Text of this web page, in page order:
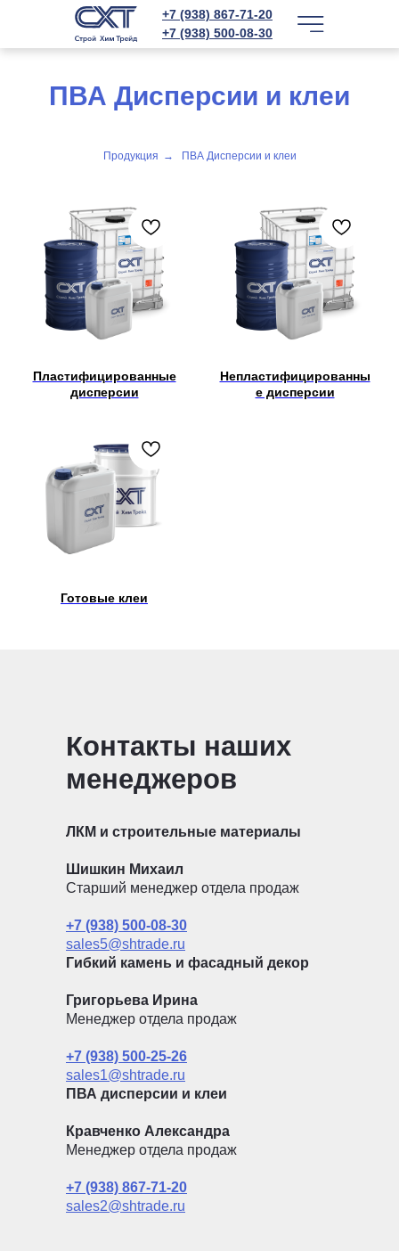
+7 (938) 867-71-20
+7 (938) 500-08-30
ПВА Дисперсии и клеи
Продукция → ПВА Дисперсии и клеи
Пластифицированные
дисперсии
Непластифицированны
е дисперсии
Готовые клеи
Контакты наших
менеджеров
ЛКМ и строительные материалы
Шишкин Михаил
Старший менеджер отдела продаж
+7 (938) 500-08-30
sales5@shtrade.ru
Гибкий камень и фасадный декор
Григорьева Ирина
Менеджер отдела продаж
+7 (938) 500-25-26
sales1@shtrade.ru
ПВА дисперсии и клеи
Кравченко Александра
Менеджер отдела продаж
+7 (938) 867-71-20
sales2@shtrade.ru